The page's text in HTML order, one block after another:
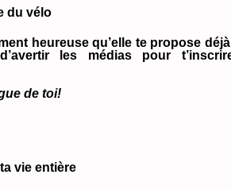
du vélo
heureuse qu’elle te propose
les médias pour
de toi!
vie entière